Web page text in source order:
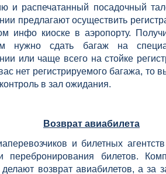
и распечатанный посадочный
предлагают осуществить
инфо киоске в аэропорту.
нужно сдать багаж на
или чаще всего на стойке
нет регистрируемого багажа, то
в зал ожидания.
Возврат авиабилета
и билетных
перебронирования билетов.
возврат авиабилетов, а за